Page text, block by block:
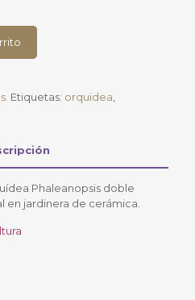
. Etiquetas: orquidea
Phaleanopsis doble
en jardinera de cerámica.